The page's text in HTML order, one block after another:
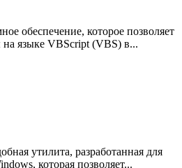
обеспечение, которое позволяет
на языке VBScript (VBS) в...
утилита, разработанная для
которая позволяет...